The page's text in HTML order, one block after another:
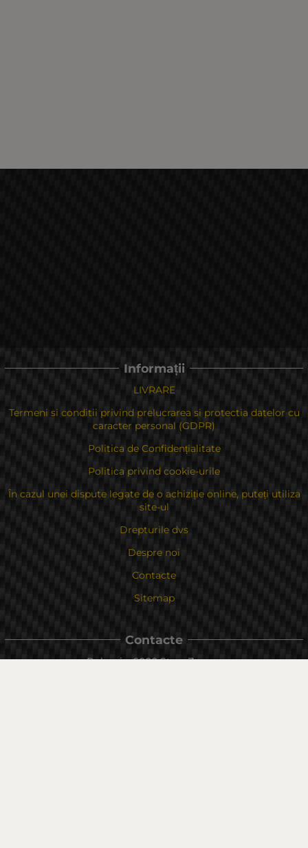
Informații
LIVRARE
Termeni si conditii privind prelucrarea si protectia datelor cu
caracter personal (GDPR)
Politica de Confidențialitate
Politica privind cookie-urile
În cazul unei dispute legate de o achiziție online, puteți utiliza
site-ul
Drepturile dvs
Despre noi
Contacte
Sitemap
Contacte
Bulgaria, 6000 Stara Zagora